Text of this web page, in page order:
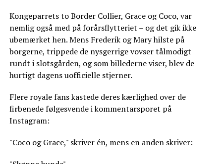
Kongeparrets to Border Collier, Grace og Coco, var
nemlig også med på forårsflytteriet – og det gik ikke
ubemærket hen. Mens Frederik og Mary hilste på
borgerne, trippede de nysgerrige vovser tålmodigt
rundt i slotsgården, og som billederne viser, blev de
hurtigt dagens uofficielle stjerner.
Flere royale fans kastede deres kærlighed over de
firbenede følgesvende i kommentarsporet på
Instagram:
"Coco og Grace," skriver én, mens en anden skriver: